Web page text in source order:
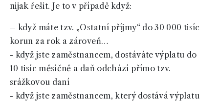
nijak řešit. Je to v případě když:
– když máte tzv. „Ostatní příjmy“ do 30 000 tisíc
korun za rok a zároveň…
- když jste zaměstnancem, dostáváte výplatu do
10 tisíc měsíčně a daň odchází přímo tzv.
srážkovou daní
- když jste zaměstnancem, který dostává výplatu